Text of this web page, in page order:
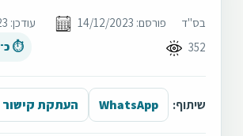
בס"ד פורסם: 14/12/2023
עודכן: 14/12/2023
352
⏱ כ־1 דקות קריאה
שיתוף: WhatsApp העתקת קישור